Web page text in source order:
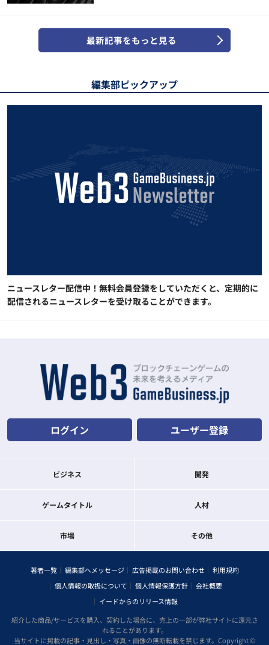
最新記事をもっと見る
編集部ピックアップ
ニュースレター配信中！無料会員登録をしていただくと、定期的に
配信されるニュースレターを受け取ることができます。
ログイン ユーザー登録
ビジネス 開発
ゲームタイトル 人材
市場 その他
著者一覧 編集部へメッセージ 広告掲載のお問い合わせ
利用規約
個人情報の取扱について
個人情報保護方針
会社概要
イードからのリリース情報
紹介した商品/サービスを購入、契約した場合に、売上の一部が弊社サイトに還元さ
れることがあります。
当サイトに掲載の記事・見出し・写真・画像の無断転載を禁じます。Copyright ©